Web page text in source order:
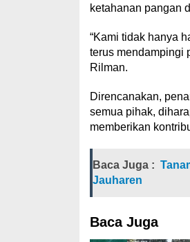
ketahanan pangan
“Kami tidak hanya
terus mendampingi
Rilman.
Direncanakan,
semua pihak,
memberikan
Baca Juga :
Jauharen
Baca Juga